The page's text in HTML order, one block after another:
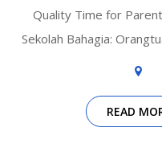
Quality Time for
Sekolah Bahagia:
READ